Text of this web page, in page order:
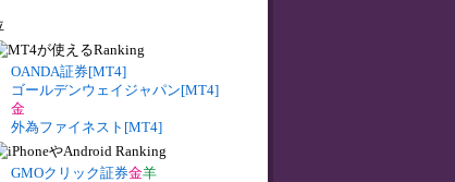
OANDA証券[MT4]
ゴールデンウェイジャパン[MT4]
金
外為ファイネスト[MT4]
GMOクリック証券金羊